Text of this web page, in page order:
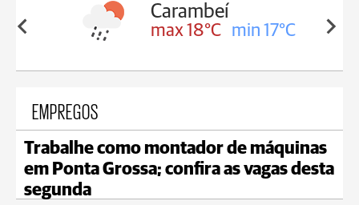
18°C
Carambeí
max 18°C min 17°C
EMPREGOS
Trabalhe como montador de máquinas
em Ponta Grossa; confira as vagas desta
segunda